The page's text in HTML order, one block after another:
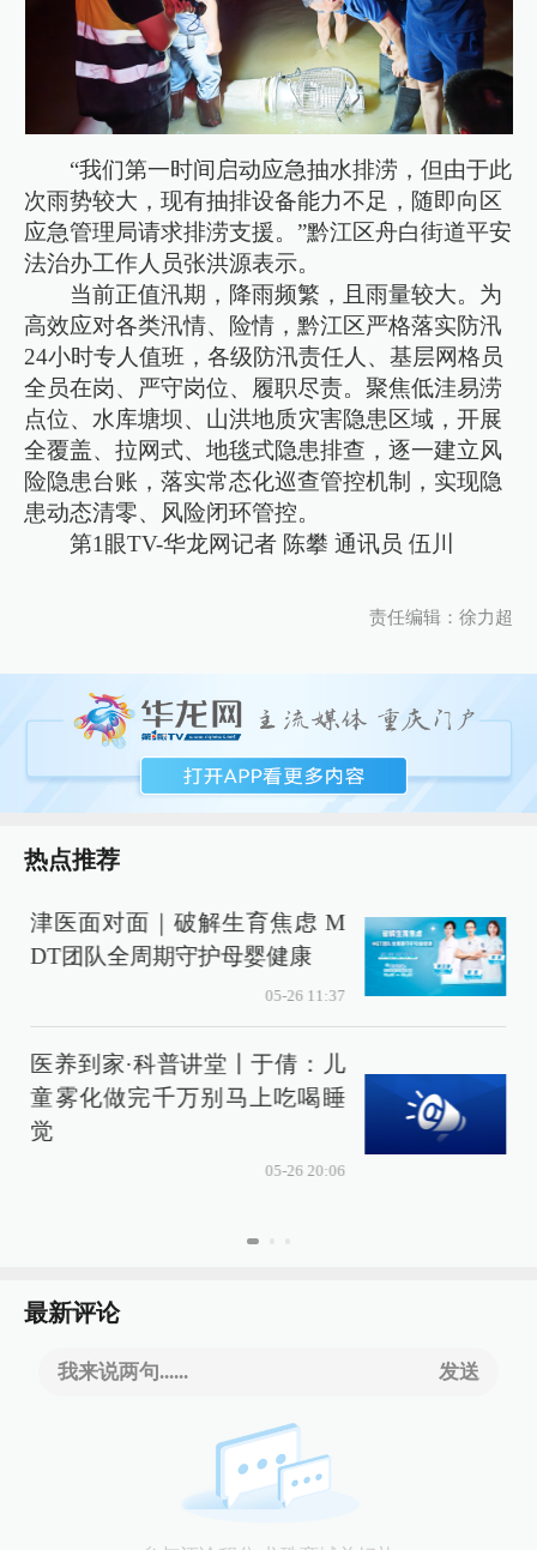
“我们第一时间启动应急抽水排涝，但由于此
次雨势较大，现有抽排设备能力不足，随即向区
应急管理局请求排涝支援。”黔江区舟白街道平安
法治办工作人员张洪源表示。
当前正值汛期，降雨频繁，且雨量较大。为
高效应对各类汛情、险情，黔江区严格落实防汛
24小时专人值班，各级防汛责任人、基层网格员
全员在岗、严守岗位、履职尽责。聚焦低洼易涝
点位、水库塘坝、山洪地质灾害隐患区域，开展
全覆盖、拉网式、地毯式隐患排查，逐一建立风
险隐患台账，落实常态化巡查管控机制，实现隐
患动态清零、风险闭环管控。
第1眼TV-华龙网记者 陈攀 通讯员 伍川
责任编辑：徐力超
热点推荐
津医面对面｜破解生育焦虑 M
DT团队全周期守护母婴健康
05-26 11:37
医养到家·科普讲堂丨于倩：儿
童雾化做完千万别马上吃喝睡
觉
05-26 20:06
最新评论
我来说两句...... 发送